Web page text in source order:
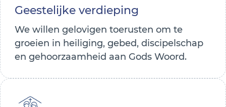
Geestelijke verdieping
We willen gelovigen toerusten om te
groeien in heiliging, gebed, discipelschap
en gehoorzaamheid aan Gods Woord.